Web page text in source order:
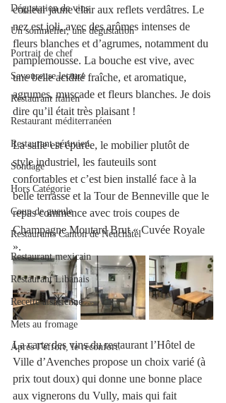
Dégustation de vins
Un sommelier, une dégustation
Portrait de chef
Savoureuse lecture
Restaurant italien
Restaurant méditerranéen
Restaurant péruvien
Sondage
Hors Catégorie
Coup de gueule
Restaurants Canton de Neuchâtel
Restaurant mexicain
Restaurant Libanais
Recette alsacienne
Mets au fromage
Après l’effort, le réconfort.
couleur jaune clair aux reflets verdâtres. Le
nez est joli, avec des arômes intenses de
fleurs blanches et d’agrumes, notamment du
pamplemousse. La bouche est vive, avec
une belle acidité fraîche, et aromatique,
agrumes, muscade et fleurs blanches. Je dois
dire qu’il était très plaisant !
La salle est épurée, le mobilier plutôt de
style industriel, les fauteuils sont
confortables et c’est bien installé face à la
belle terrasse et la Tour de Benneville que le
repas commence avec trois coupes de
Champagne Moutard Brut « Cuvée Royale
».
La carte des vins du restaurant l’Hôtel de
Ville d’Avenches propose un choix varié (à
prix tout doux) qui donne une bonne place
aux vignerons du Vully, mais qui fait